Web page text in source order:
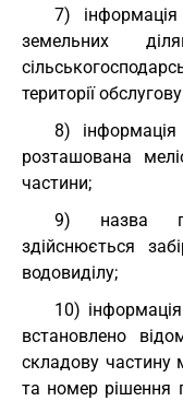
7)
земельних
території
8)
розташована
частини;
9) назва
здійснюється
водовиділу;
10)
встановлено
складову частину
та номер рішення